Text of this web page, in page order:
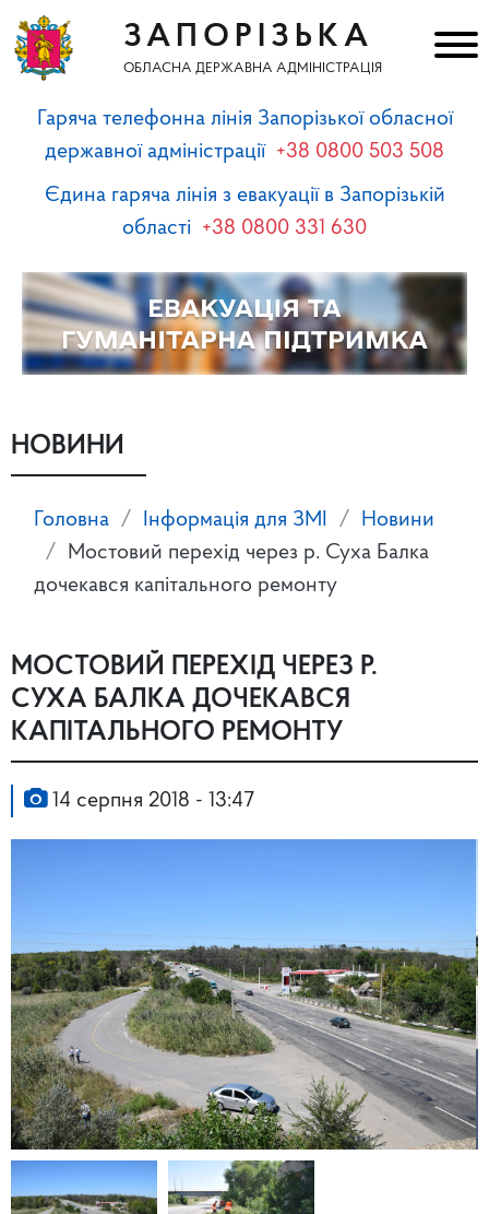
ЗАПОРІЗЬКА
ОБЛАСНА ДЕРЖАВНА АДМІНІСТРАЦІЯ
Гаряча телефонна лінія Запорізької обласної
державної адміністрації +38 0800 503 508
Єдина гаряча лінія з евакуації в Запорізькій
області +38 0800 331 630
НОВИНИ
Головна Інформація для ЗМІ
Новини
Мостовий перехід через р. Суха Балка
дочекався капітального ремонту
МОСТОВИЙ ПЕРЕХІД ЧЕРЕЗ Р.
СУХА БАЛКА ДОЧЕКАВСЯ
КАПІТАЛЬНОГО РЕМОНТУ
14 серпня 2018 - 13:47